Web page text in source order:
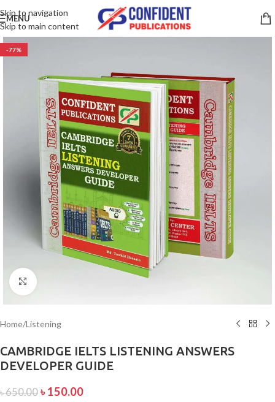
Skip to navigation
Skip to main content
MENU
-77%
Click to enlarge
Home/Listening
CAMBRIDGE IELTS LISTENING ANSWERS
DEVELOPER GUIDE
৳650.00 ৳ 150.00